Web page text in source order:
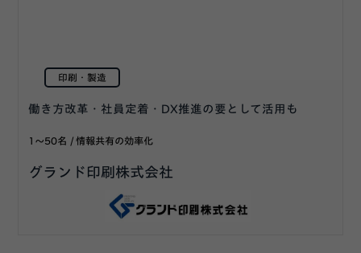
印刷・製造
働き方改革・社員定着・DX推進の要として活用も
1〜50名 情報共有の効率化
グランド印刷株式会社